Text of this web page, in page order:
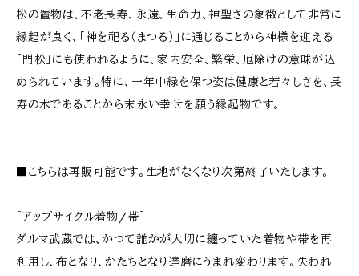
松の置物は、不老長寿、永遠、生命力、神聖さの象徴として非常に
縁起が良く、「神を祀る（まつる）」に通じることから神様を迎える
「門松」にも使われるように、家内安全、繁栄、厄除けの意味が込
められています。特に、一年中緑を保つ姿は健康と若々しさを、長
寿の木であることから末永い幸せを願う縁起物です。
■こちらは再販可能です。生地がなくなり次第終了いたします。
［アップサイクル着物/帯］
ダルマ武蔵では、かつて誰かが大切に纏っていた着物や帯を再
利用し、布となり、かたちとなり達磨にうまれ変わります。失われ